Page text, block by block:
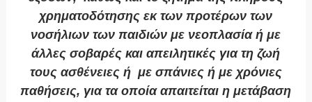
χρηματοδότησης εκ των προτέρων των
νοσήλιων των παιδιών με νεοπλασία ή με
άλλες σοβαρές και απειλητικές για τη ζωή
τους ασθένειες ή με σπάνιες ή με χρόνιες
παθήσεις, για τα οποία απαιτείται η μετάβαση